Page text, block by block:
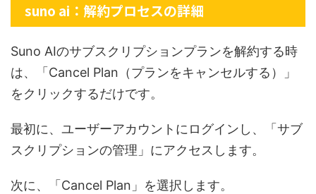
suno ai：解約プロセスの詳細
Suno AIのサブスクリプションプランを解約する時
は、「Cancel Plan（プランをキャンセルする）」
をクリックするだけです。
最初に、ユーザーアカウントにログインし、「サブ
スクリプションの管理」にアクセスします。
次に、「Cancel Plan」を選択します。